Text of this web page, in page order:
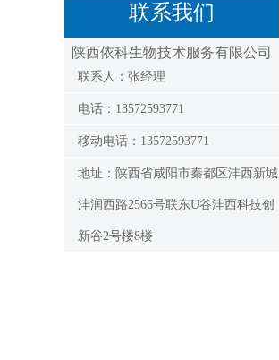
联系我们
陕西依科生物技术服务有限公司
联系人：张经理
电话：13572593771
移动电话：13572593771
地址：陕西省咸阳市秦都区沣西新城
沣润西路2566号联东U谷沣西科技创
新谷2号楼8楼